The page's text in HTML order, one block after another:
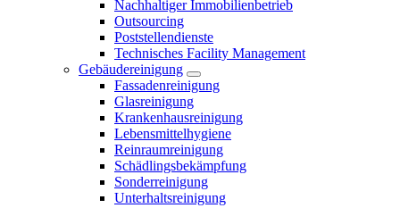
Nachhaltiger Immobilienbetrieb
Outsourcing
Poststellendienste
Technisches Facility Management
Gebäudereinigung
Fassadenreinigung
Glasreinigung
Krankenhausreinigung
Lebensmittelhygiene
Reinraumreinigung
Schädlingsbekämpfung
Sonderreinigung
Unterhaltsreinigung